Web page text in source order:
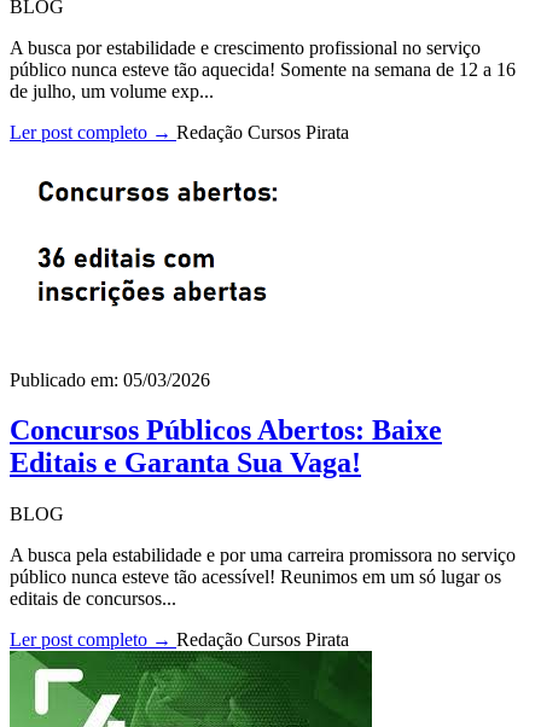
BLOG
A busca por estabilidade e crescimento profissional no serviço
público nunca esteve tão aquecida! Somente na semana de 12 a 16
de julho, um volume exp...
Ler post completo → Redação Cursos Pirata
Publicado em: 05/03/2026
Concursos Públicos Abertos: Baixe
Editais e Garanta Sua Vaga!
BLOG
A busca pela estabilidade e por uma carreira promissora no serviço
público nunca esteve tão acessível! Reunimos em um só lugar os
editais de concursos...
Ler post completo → Redação Cursos Pirata